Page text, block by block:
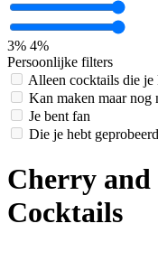
3% 4%
Persoonlijke filters
Alleen cocktails die je
Kan maken maar nog
Je bent fan
Die je hebt geprobeerd
Cherry and
Cocktails